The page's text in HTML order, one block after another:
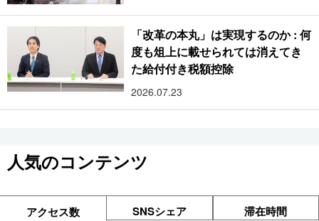
「改革の本丸」は実現するのか : 何
度も俎上に載せられては消えてき
た給付付き税額控除
2026.07.23
人気のコンテンツ
アクセス数 SNSシェア 滞在時間